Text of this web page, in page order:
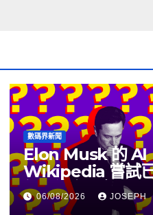
數碼界新聞
Elon Musk 的 AI
Wikipedia 嘗試
個月沒有更新了
06/08/2026 JOSEPH